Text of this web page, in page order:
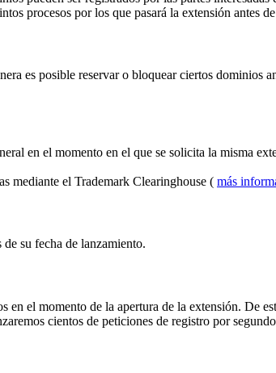
procesos por los que pasará la extensión antes
es posible reservar o bloquear ciertos dominios
en el momento en el que se solicita la misma
mediante el Trademark Clearinghouse ( más
su fecha de lanzamiento.
el momento de la apertura de la extensión. De
cientos de peticiones de registro por